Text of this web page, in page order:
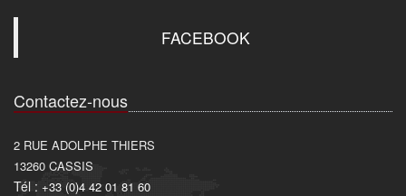
FACEBOOK
Contactez-nous
2 RUE ADOLPHE THIERS
13260 CASSIS
Tél : +33 (0)4 42 01 81 60